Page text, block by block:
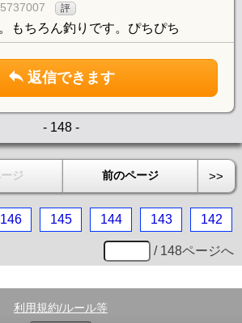
評
もちろん釣りです。ぴちぴち
返信できます
- 148 -
ジ 前のページ >>
146 145 144 143 142
/ 148ページへ
利用規約/ルール等